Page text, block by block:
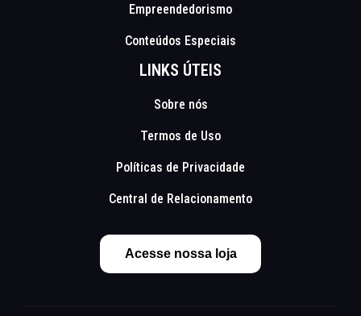
Empreendedorismo
Conteúdos Especiais
LINKS ÚTEIS
Sobre nós
Termos de Uso
Políticas de Privacidade
Central de Relacionamento
Acesse nossa loja